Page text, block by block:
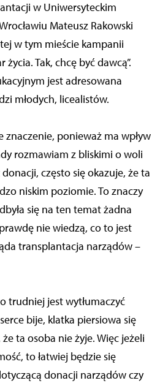
w Uniwersyteckim
Mateusz Rakowski
w tym mieście kampanii
życia. Tak, chcę być dawcą”.
jest adresowana
młodych, licealistów.
znaczenie, ponieważ ma wpływ
rozmawiam z bliskimi o woli
często się okazuje, że ta
niskim poziomie. To znaczy
się na ten temat żadna
nie wiedzą, co to jest
transplantacja narządów –
trudniej jest wytłumaczyć
bije, klatka piersiowa się
ta osoba nie żyje. Więc jeżeli
to łatwiej będzie się
donacji narządów czy